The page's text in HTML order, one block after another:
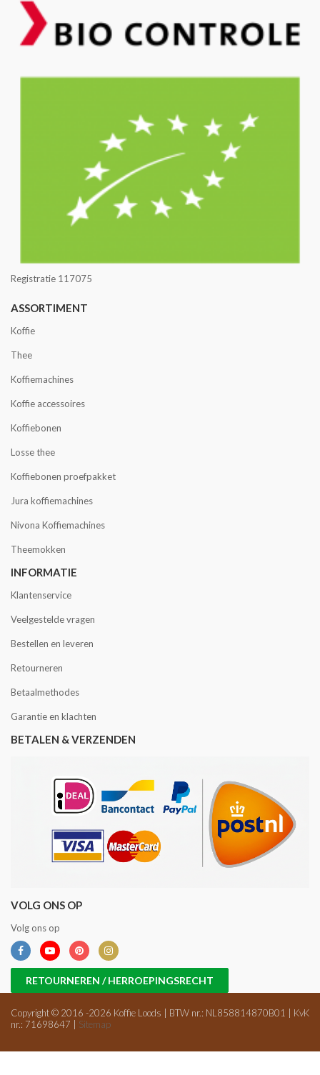
Registratie 117075
ASSORTIMENT
Koffie
Thee
Koffiemachines
Koffie accessoires
Koffiebonen
Losse thee
Koffiebonen proefpakket
Jura koffiemachines
Nivona Koffiemachines
Theemokken
INFORMATIE
Klantenservice
Veelgestelde vragen
Bestellen en leveren
Retourneren
Betaalmethodes
Garantie en klachten
BETALEN & VERZENDEN
VOLG ONS OP
Volg ons op
RETOURNEREN / HERROEPINGSRECHT
Copyright © 2016 -2026 Koffie Loods | BTW nr.: NL858814870B01 | KvK
nr.: 71698647 | Sitemap